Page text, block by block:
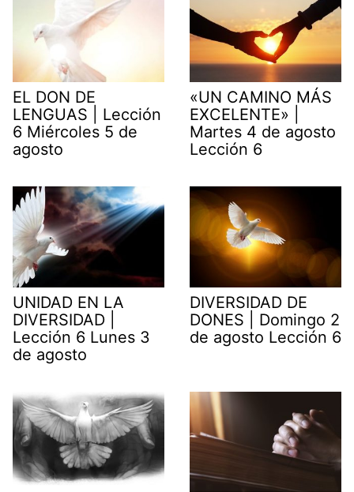
EL DON DE
LENGUAS | Lección
6 Miércoles 5 de
agosto
«UN CAMINO MÁS
EXCELENTE» |
Martes 4 de agosto
Lección 6
UNIDAD EN LA
DIVERSIDAD |
Lección 6 Lunes 3
de agosto
DIVERSIDAD DE
DONES | Domingo 2
de agosto Lección 6